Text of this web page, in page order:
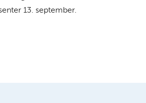
13. september.